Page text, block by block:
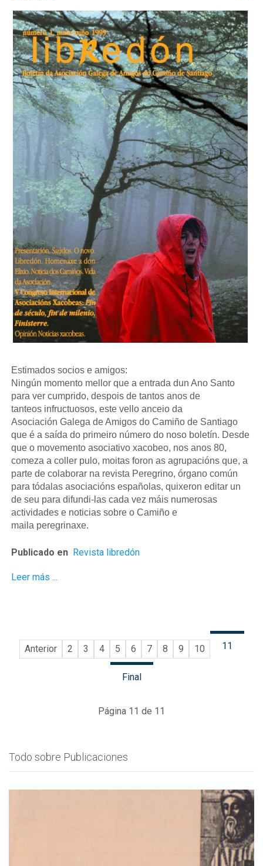
Estimados socios e amigos:
Ningún momento mellor que a entrada dun Ano Santo
para ver cumprido, despois de tantos anos de
tanteos infructuosos, este vello anceio da
Asociación Galega de Amigos do Camiño de Santiago
que é a saída do primeiro número do noso boletín. Desde
que o movemento asociativo xacobeo, nos anos 80,
comeza a coller pulo, moitas foron as agrupacións que, a
parte de colaborar na revista Peregrino, órgano común
para tódalas asociacións españolas, quixeron editar un
de seu para difundi-las cada vez máis numerosas
actividades e noticias sobre o Camiño e
maila peregrinaxe.
Publicado en Revista libredón
Leer más ...
Anterior 2 3 4 5 6 7 8 9 10 11
Final
Página 11 de 11
Todo sobre Publicaciones